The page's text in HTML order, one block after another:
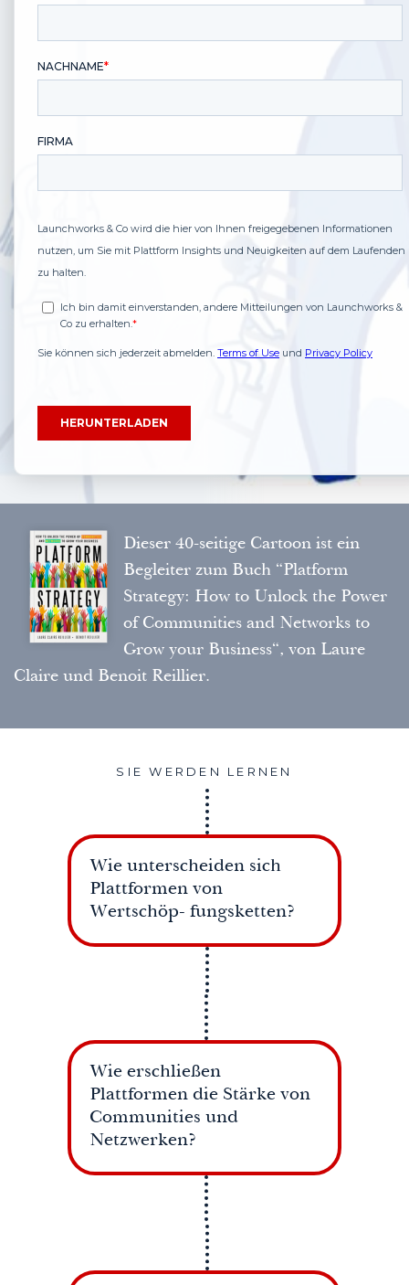
Dieser 40-seitige Cartoon ist ein
Begleiter zum Buch “Platform
Strategy: How to Unlock the Power
of Communities and Networks to
Grow your Business“, von Laure
Claire und Benoit Reillier.
SIE WERDEN LERNEN
Wie unterscheiden sich
Plattformen von
Wertschöp- fungsketten?
Wie erschließen
Plattformen die Stärke von
Communities und
Netzwerken?